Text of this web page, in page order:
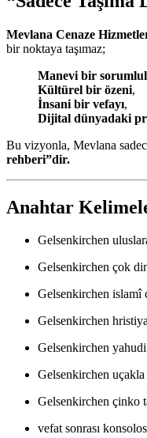
Mevlana Cenaze
bir noktaya taşımaz;
Manevi bir
Kültürel bir özeni,
İnsani bir vefayı,
Dijital dünyadaki
Bu vizyonla, Mevlana
rehberi”dir.
Anahtar
Gelsenkirchen
Gelsenkirchen çok
Gelsenkirchen islamî
Gelsenkirchen
Gelsenkirchen
Gelsenkirchen
Gelsenkirchen çinko
vefat sonrası